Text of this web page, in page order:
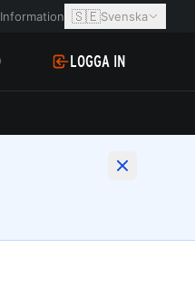
Information 🇸🇪Svenska
LOGGA IN